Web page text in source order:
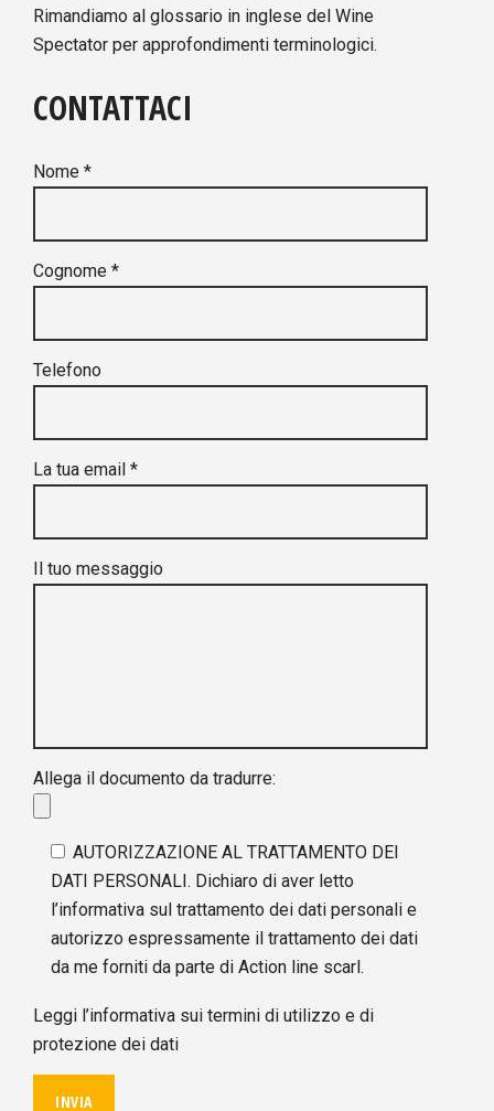
Rimandiamo al glossario in inglese del Wine
Spectator per approfondimenti terminologici.
CONTATTACI
Nome *
Cognome *
Telefono
La tua email *
Il tuo messaggio
Allega il documento da tradurre:
AUTORIZZAZIONE AL TRATTAMENTO DEI
DATI PERSONALI. Dichiaro di aver letto
l’informativa sul trattamento dei dati personali e
autorizzo espressamente il trattamento dei dati
da me forniti da parte di Action line scarl.
Leggi l’informativa sui termini di utilizzo e di
protezione dei dati